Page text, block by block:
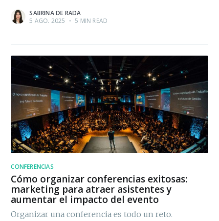
SABRINA DE RADA
5 AGO. 2025 • 5 MIN READ
CONFERENCIAS
Cómo organizar conferencias exitosas:
marketing para atraer asistentes y
aumentar el impacto del evento
Organizar una conferencia es todo un reto.